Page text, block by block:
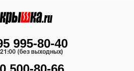
995-80-40
(без выходных)